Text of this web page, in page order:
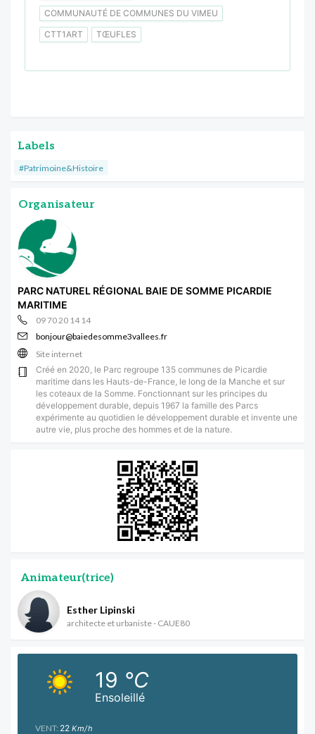
COMMUNAUTÉ DE COMMUNES DU VIMEU
CTT1ART
TŒUFLES
Labels
#Patrimoine&Histoire
Organisateur
PARC NATUREL RÉGIONAL BAIE DE SOMME PICARDIE
MARITIME
09 70 20 14 14
bonjour@baiedesomme3vallees.fr
Site internet
Créé en 2020, le Parc regroupe 135 communes de Picardie
maritime dans les Hauts-de-France, le long de la Manche et sur
les coteaux de la Somme. Fonctionnant sur les principes du
développement durable, depuis 1967 la famille des Parcs
expérimente au quotidien le développement durable et invente une
autre vie, plus proche des hommes et de la nature.
Animateur(trice)
Esther Lipinski
architecte et urbaniste - CAUE80
Ensoleillé
19 °C
VENT: 22 Km/h